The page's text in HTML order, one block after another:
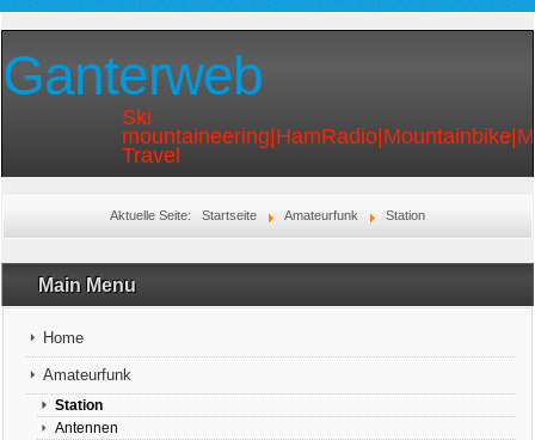
Ganterweb
Ski
Travel
Aktuelle Seite: Startseite Amateurfunk Station
Main Menu
Home
Amateurfunk
Station
Antennen